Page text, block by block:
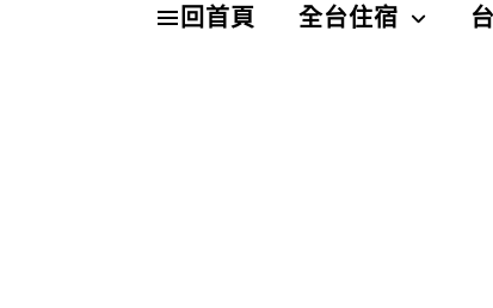
回首頁 全台住宿